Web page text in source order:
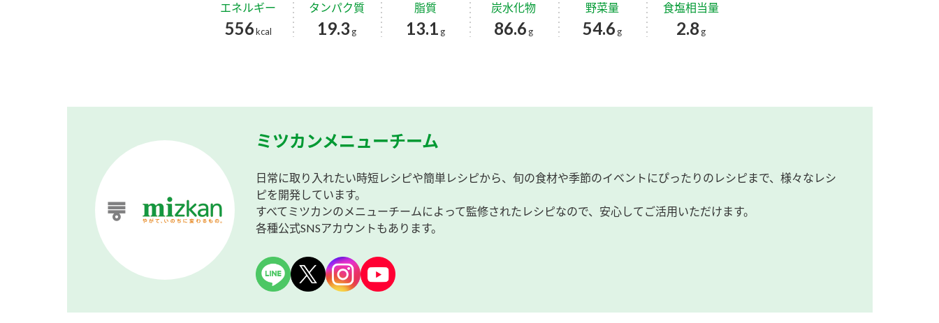
エネルギー
556kcal
タンパク質
19.3 g
脂質
13.1 g
炭水化物
86.6 g
野菜量
54.6 g
食塩相当量
2.8 g
ミツカンメニューチーム
日常に取り入れたい時短レシピや簡単レシピから、旬の食材や季節のイベントにぴったりのレシピまで、様々なレシ
ピを開発しています。
すべてミツカンのメニューチームによって監修されたレシピなので、安心してご活用いただけます。
各種公式SNSアカウントもあります。